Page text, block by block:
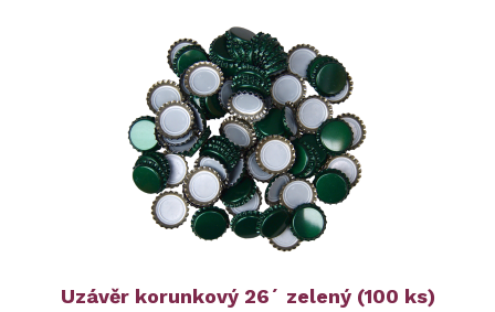
Uzávěr korunkový 26´ zelený (100 ks)